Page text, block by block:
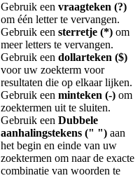
Gebruik een vraagteken (?)
om één letter te vervangen.
Gebruik een sterretje (*) om
meer letters te vervangen.
Gebruik een dollarteken ($)
voor uw zoekterm voor
resultaten die op elkaar lijken.
Gebruik een minteken (-) om
zoektermen uit te sluiten.
Gebruik een Dubbele
aanhalingstekens (" ") aan
het begin en einde van uw
zoektermen om naar de exacte
combinatie van woorden te